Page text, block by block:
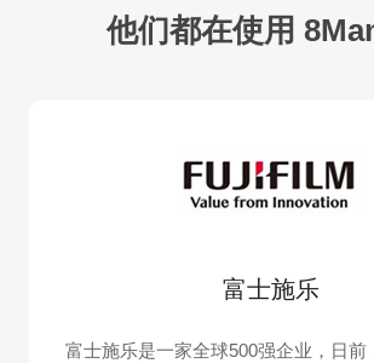
他们都在使用
富士施乐
富士施乐是一家全球500强企业，日前